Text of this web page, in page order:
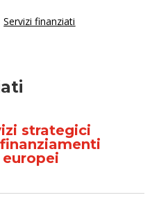
Servizi finanziati
strategici